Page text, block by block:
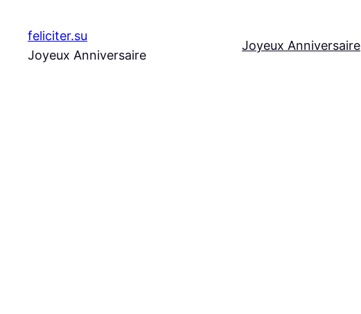
contenu
feliciter.su
Joyeux Anniversaire
Joyeux Anniversaire